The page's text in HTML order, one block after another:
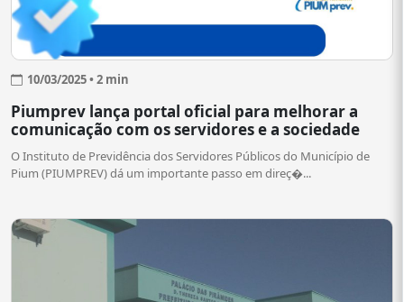
10/03/2025 • 2 min
Piumprev lança portal oficial para melhorar a
comunicação com os servidores e a sociedade
O Instituto de Previdência dos Servidores Públicos do Município de
Pium (PIUMPREV) dá um importante passo em direç�...